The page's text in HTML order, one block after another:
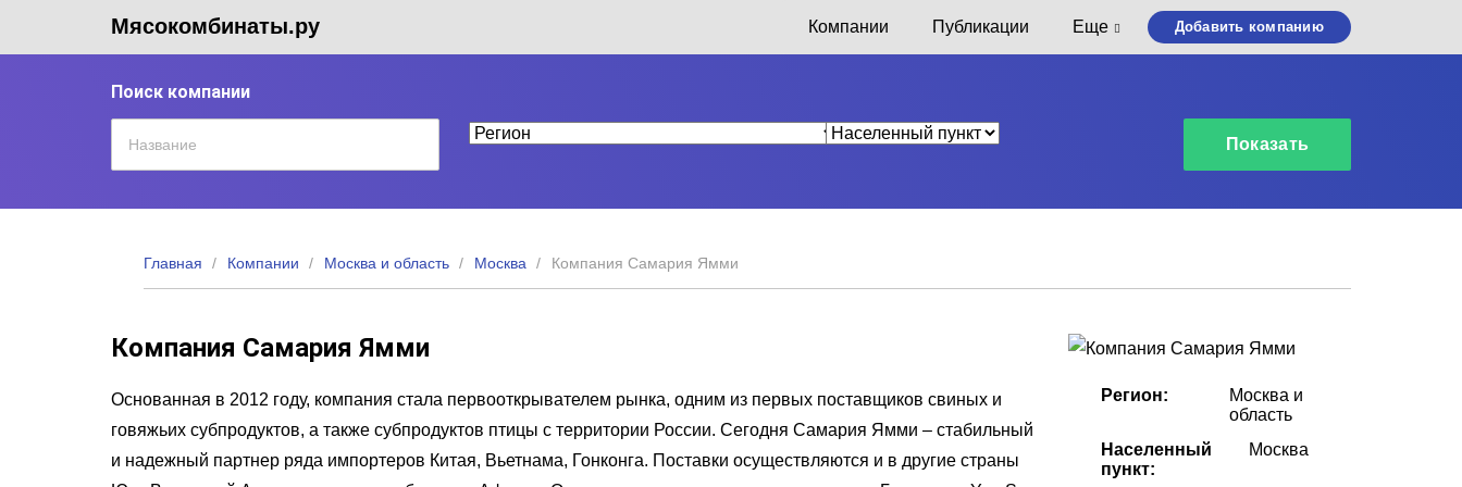
Мясокомбинаты.ру Компании Публикации Еще Добавить компанию
Поиск компании
Главная Компании Москва и область Москва Компания Самария Ямми
Компания Самария Ямми
Основанная в 2012 году, компания стала первооткрывателем рынка, одним из первых поставщиков свиных и
говяжьих субпродуктов, а также субпродуктов птицы с территории России. Сегодня Самария Ямми – стабильный
и надежный партнер ряда импортеров Китая, Вьетнама, Гонконга. Поставки осуществляются и в другие страны
Регион:
Москва и
область
Населенный
пункт:
Москва